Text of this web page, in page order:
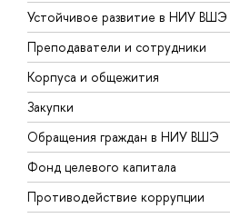
Устойчивое развитие в НИУ ВШЭ
Преподаватели и сотрудники
Корпуса и общежития
Закупки
Обращения граждан в НИУ ВШЭ
Фонд целевого капитала
Противодействие коррупции